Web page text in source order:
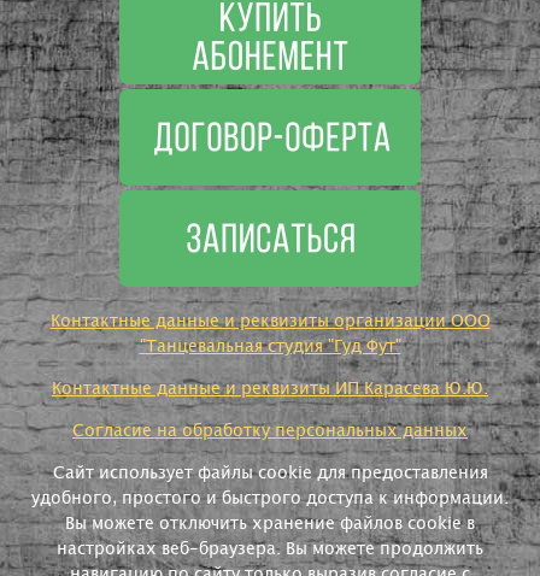
Контактные данные и реквизиты организации ООО
"Танцевальная студия "Гуд Фут"
Контактные данные и реквизиты ИП Карасева Ю.Ю.
Согласие на обработку персональных данных
Сайт использует файлы cookie для предоставления
удобного, простого и быстрого доступа к информации.
Вы можете отключить хранение файлов cookie в
настройках веб-браузера. Вы можете продолжить